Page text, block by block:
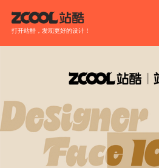
打开站酷，发现更好的设计！